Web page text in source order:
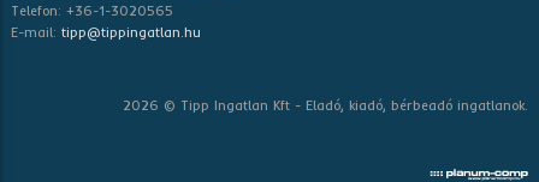
Telefon: +36-1-3020565
E-mail:tipp@tippingatlan.hu
2026 © Tipp Ingatlan Kft - Eladó, kiadó, bérbeadó ingatlanok.